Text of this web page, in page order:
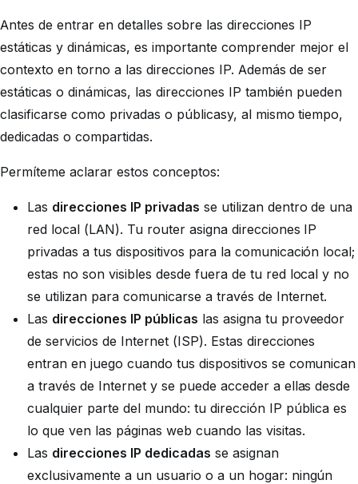
Antes de entrar en detalles sobre las direcciones IP
estáticas y dinámicas, es importante comprender mejor el
contexto en torno a las direcciones IP. Además de ser
estáticas o dinámicas, las direcciones IP también pueden
clasificarse como privadas o públicasy, al mismo tiempo,
dedicadas o compartidas.
Permíteme aclarar estos conceptos:
Las direcciones IP privadas se utilizan dentro de una
red local (LAN). Tu router asigna direcciones IP
privadas a tus dispositivos para la comunicación local;
estas no son visibles desde fuera de tu red local y no
se utilizan para comunicarse a través de Internet.
Las direcciones IP públicas las asigna tu proveedor
de servicios de Internet (ISP). Estas direcciones
entran en juego cuando tus dispositivos se comunican
a través de Internet y se puede acceder a ellas desde
cualquier parte del mundo: tu dirección IP pública es
lo que ven las páginas web cuando las visitas.
Las direcciones IP dedicadas se asignan
exclusivamente a un usuario o a un hogar: ningún